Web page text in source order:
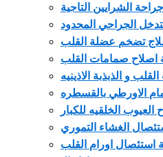
جراحة الشرايين التاجية
الجراحي المحدود
اصلاح صمامات القلب
و الذبذبة الاذينيه
العيوب الخلقيه للكبار
الغشاء التموري
استئصال اورام القلب